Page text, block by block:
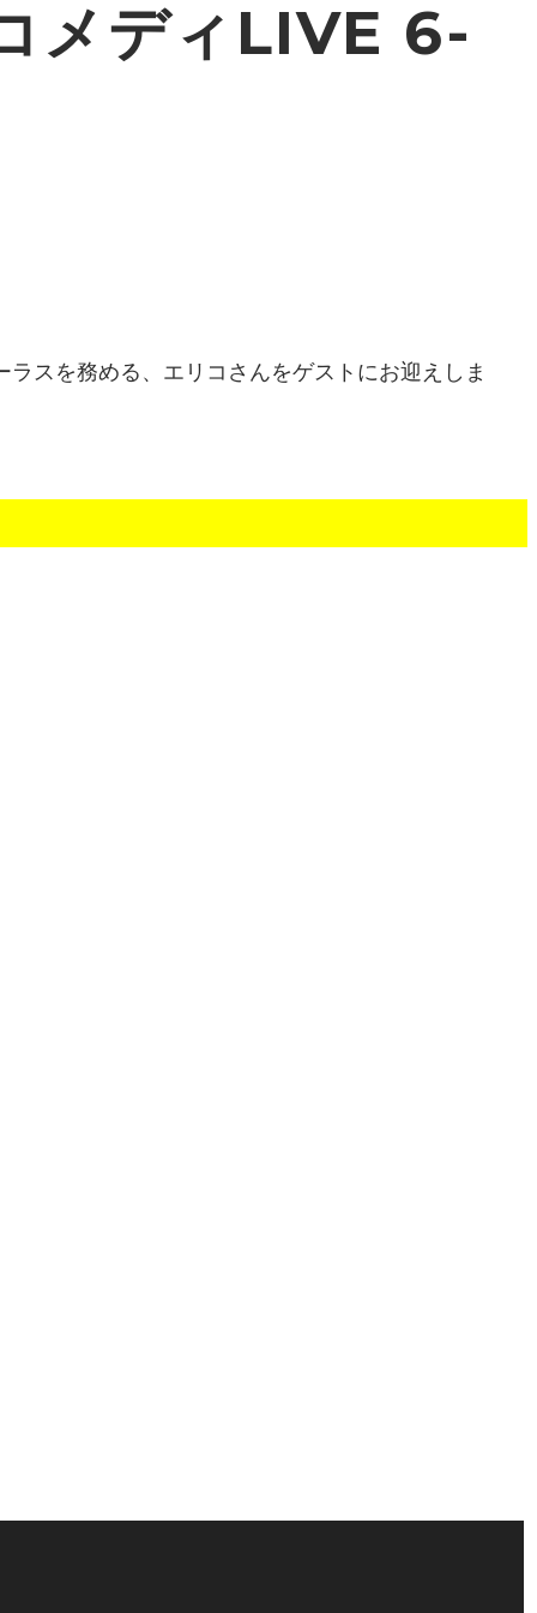
メディLIVE 6-
スを務める、エリコさんをゲストにお迎えしま